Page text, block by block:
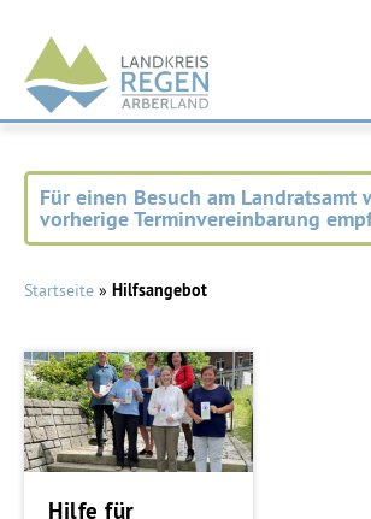
Landkreis
Regen
Für einen Besuch am Landratsamt
vorherige Terminvereinbarung
Startseite » Hilfsangebot
Hilfe für